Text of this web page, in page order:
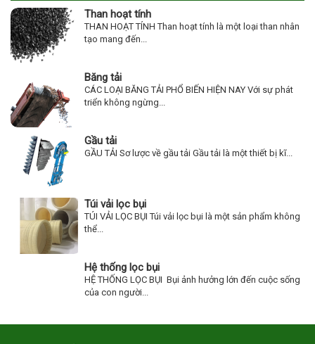
Than hoạt tính
THAN HOẠT TÍNH Than hoạt tính là một loại than nhân
tạo mang đến...
Băng tải
CÁC LOẠI BĂNG TẢI PHỔ BIẾN HIỆN NAY Với sự phát
triển không ngừng...
Gầu tải
GẦU TẢI Sơ lược về gầu tải Gầu tải là một thiết bị kĩ...
Túi vải lọc bụi
TÚI VẢI LỌC BỤI Túi vải lọc bụi là một sản phẩm không
thể...
Hệ thống lọc bụi
HỆ THỐNG LỌC BỤI Bụi ảnh hưởng lớn đến cuộc sống
của con người...